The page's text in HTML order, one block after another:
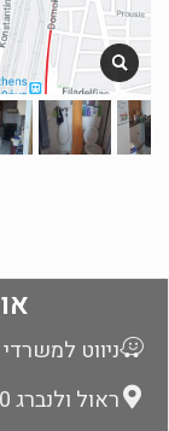
ניווט
ראול ולנברג 20, תל אביב